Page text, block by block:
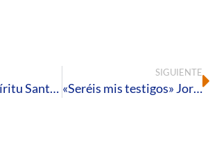
La Misa de Espíritu Santo abre el curso académico en la Universidad de Huelva
SIGUIENTE
«Seréis mis testigos» Jornada Mundial de las Misiones 2022